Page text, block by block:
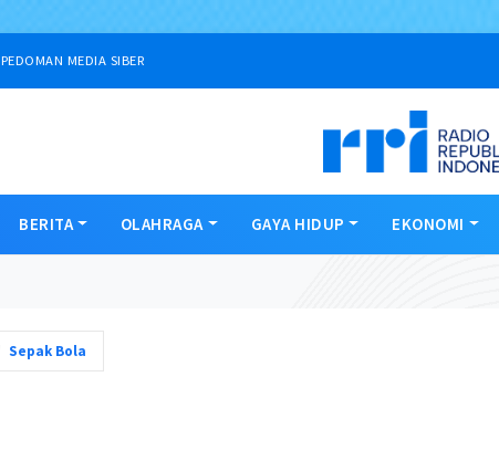
PEDOMAN MEDIA SIBER
BERITA OLAHRAGA GAYA HIDUP EKONOMI
Sepak Bola